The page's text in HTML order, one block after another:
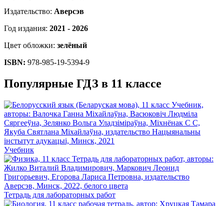
Издательство: Аверсэв
Год издания: 2021 - 2026
Цвет обложки: зелёный
ISBN: 978-985-19-5394-9
Популярные ГДЗ в 11 классе
Учебник
Тетрадь для лабораторных работ